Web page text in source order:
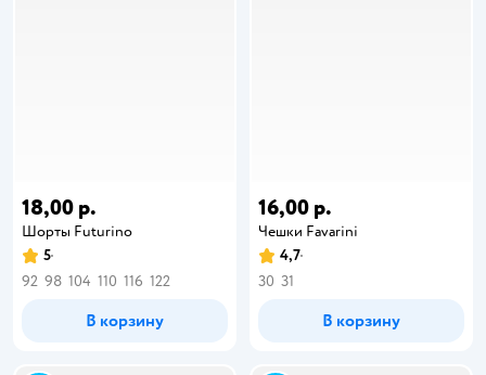
18,00 р.
Шорты Futurino
5
92 98 104 110 116 122
В корзину
16,00 р.
Чешки Favarini
4,7
30 31
В корзину